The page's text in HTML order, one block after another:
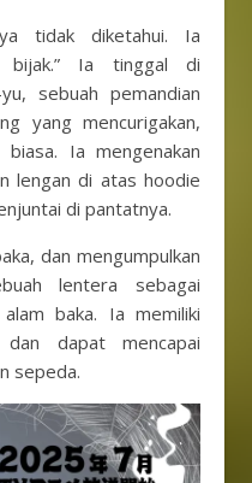
tidak diketahui. Ia
bijak.” Ia tinggal di
sebuah pemandian
yang mencurigakan,
Ia mengenakan
lengan di atas hoodie
di pantatnya.
dan mengumpulkan
lentera sebagai
baka. Ia memiliki
dapat mencapai
sepeda.